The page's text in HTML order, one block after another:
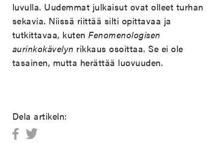
luvulla. Uudemmat julkaisut ovat olleet turhan
sekavia. Niissä riittää silti opittavaa ja
tutkittavaa, kutenFenomenologisen
aurinkokävelyn rikkaus osoittaa. Se ei ole
tasainen, mutta herättää luovuuden.
Dela artikeln: